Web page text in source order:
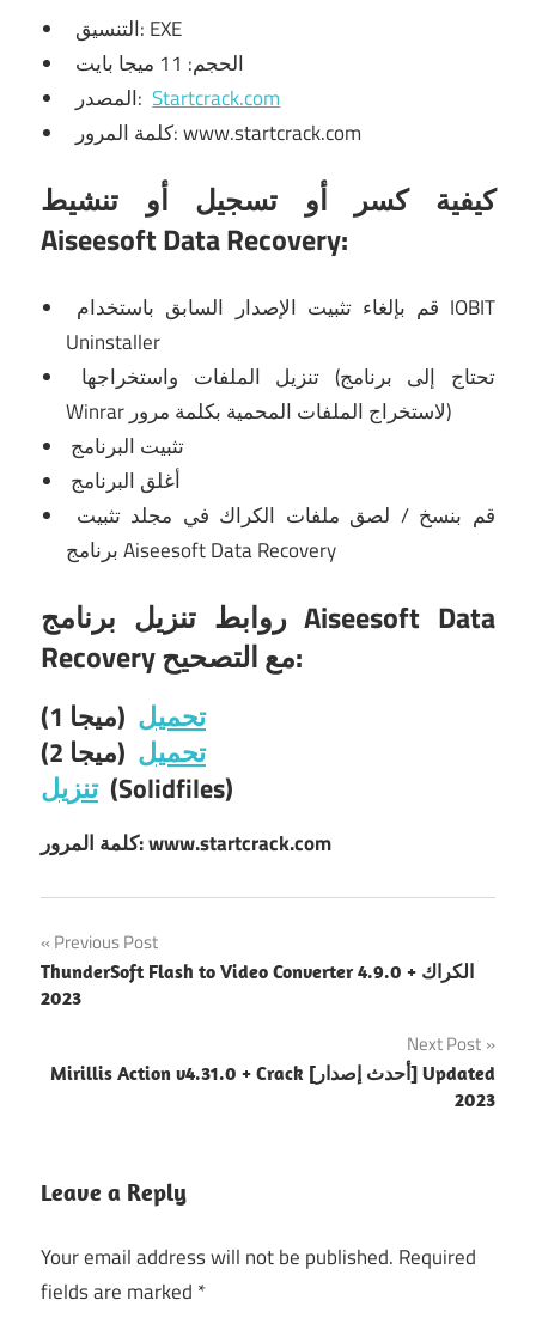
التنسيق: EXE
الحجم: 11 ميجا بايت
المصدر:Startcrack.com
كلمة المرور: www.startcrack.com
كيفية كسر أو تسجيل أو تنشيط
Aiseesoft Data Recovery:
Uninstaller
تنزيل الملفات واستخراجها (تحتاج إلى برنامج
Winrar
لاستخراج الملفات المحمية بكلمة مرور)
تثبيت البرنامج
أغلق البرنامج
برنامج Aiseesoft Data Recovery
روابط تنزيل برنامج Aiseesoft Data
Recovery مع التصحيح:
تحميل (ميجا 1)
تحميل (ميجا 2)
تنزيل(Solidfiles)
كلمة المرور: www.startcrack.com
Post
navigation
Previous Post
ThunderSoft Flash to Video Converter 4.9.0 + الكراك
2023
Next Post
Mirillis Action v4.31.0 + Crack [أحدث إصدار] Updated
2023
Leave a Reply
Your email address will not be published. Required
fields are marked *